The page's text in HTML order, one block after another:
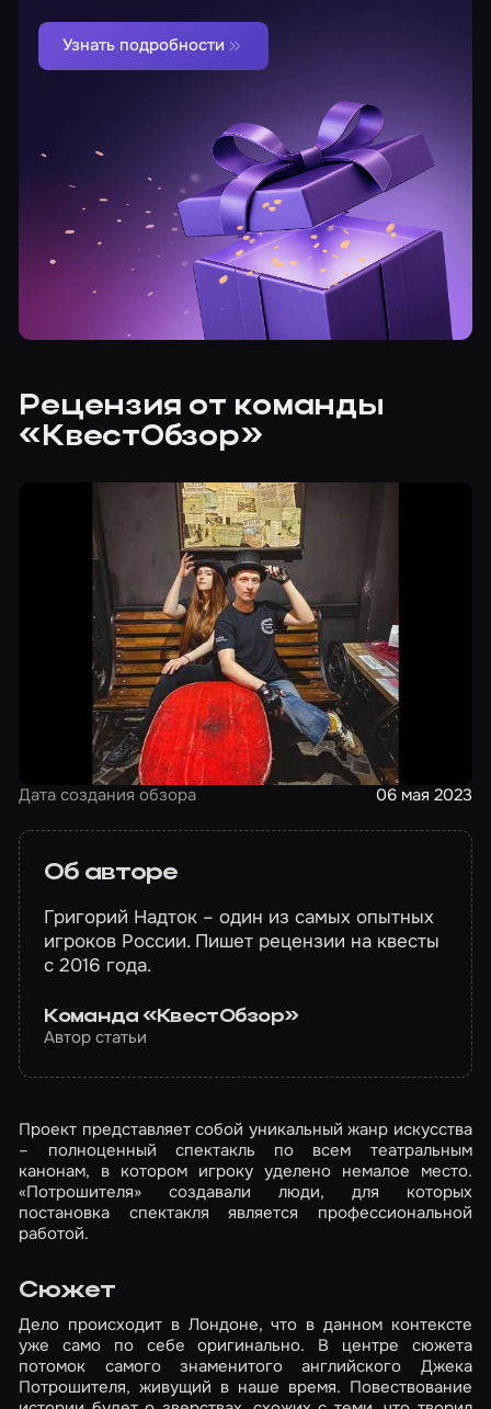
Узнать подробности
Рецензия от команды
«КвестОбзор»
Дата создания обзора 06 мая 2023
Об авторе
Григорий Надток – один из самых опытных
игроков России. Пишет рецензии на квесты
с 2016 года.
Команда «КвестОбзор»
Автор статьи
Проект представляет собой уникальный жанр искусства
– полноценный спектакль по всем театральным
канонам, в котором игроку уделено немалое место.
«Потрошителя» создавали люди, для которых
постановка спектакля является профессиональной
работой.
Сюжет
Дело происходит в Лондоне, что в данном контексте
уже само по себе оригинально. В центре сюжета
потомок самого знаменитого английского Джека
Потрошителя, живущий в наше время. Повествование